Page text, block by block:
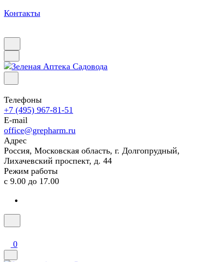
Контакты
Телефоны
+7 (495) 967-81-51
E-mail
office@grepharm.ru
Адрес
Россия, Московская область, г. Долгопрудный,
Лихачевский проспект, д. 44
Режим работы
с 9.00 до 17.00
0